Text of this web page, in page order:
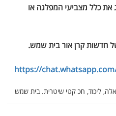
את כלל מצביעי המפלגה או
חדשות קרן אור בית שמש.
https://